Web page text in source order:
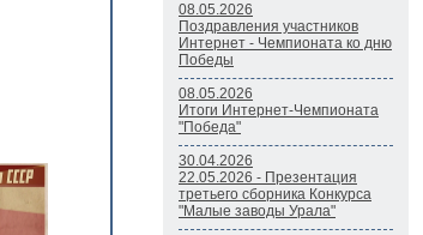
08.05.2026
Поздравления участников
Интернет - Чемпионата ко дню
Победы
08.05.2026
Итоги Интернет-Чемпионата
"Победа"
30.04.2026
22.05.2026 - Презентация
третьего сборника Конкурса
"Малые заводы Урала"